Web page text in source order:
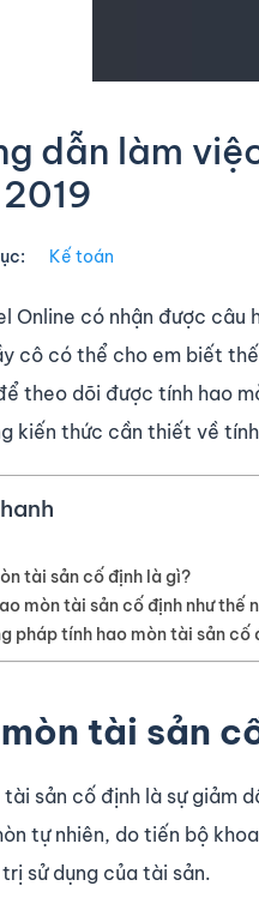
dẫn làm
Kế toán
Online có nhận được câu
cô có thể cho em biết
theo dõi được tính hao
kiến thức cần thiết về
tài sản cố định là gì?
mòn tài sản cố định như thế
pháp tính hao mòn tài sản cố
tài sản
tài sản cố định là sự giảm
tự nhiên, do tiến bộ
sử dụng của tài sản.